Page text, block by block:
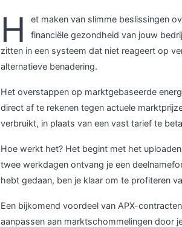
H
et maken van slimme beslissingen
financiële gezondheid van jouw
zitten in een systeem dat niet reageert op
alternatieve benadering.
Het overstappen op marktgebaseerde
direct af te rekenen tegen actuele
verbruikt, in plaats van een vast tarief te
Hoe werkt het? Het begint met het
twee werkdagen ontvang je een
hebt gedaan, ben je klaar om te profiteren
Een bijkomend voordeel van APX-
aanpassen aan marktschommelingen door